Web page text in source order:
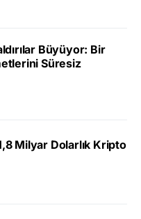
Büyüyor: Bir
Süresiz
Milyar Dolarlık Kripto